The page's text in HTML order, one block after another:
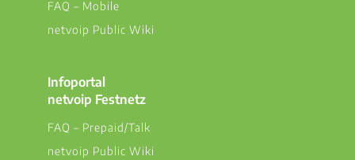
FAQ – Mobile
netvoip Public Wiki
Infoportal
netvoip Festnetz
FAQ – Prepaid/Talk
netvoip Public Wiki